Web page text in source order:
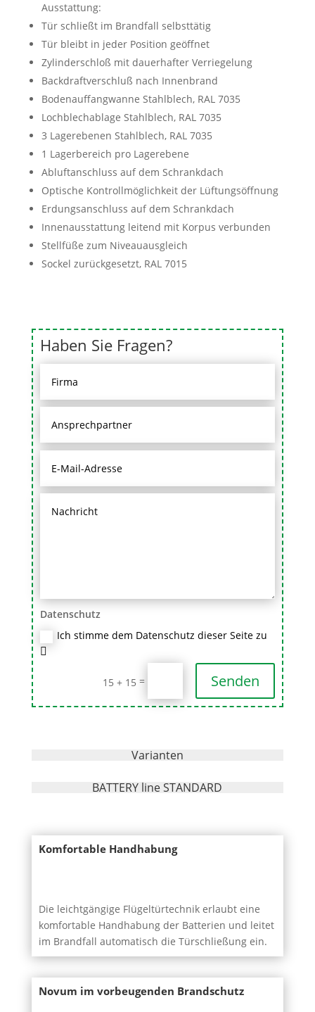
Ausstattung:
Tür schließt im Brandfall selbsttätig
Tür bleibt in jeder Position geöffnet
Zylinderschloß mit dauerhafter Verriegelung
Backdraftverschluß nach Innenbrand
Bodenauffangwanne Stahlblech, RAL 7035
Lochblechablage Stahlblech, RAL 7035
3 Lagerebenen Stahlblech, RAL 7035
1 Lagerbereich pro Lagerebene
Abluftanschluss auf dem Schrankdach
Optische Kontrollmöglichkeit der Lüftungsöffnung
Erdungsanschluss auf dem Schrankdach
Innenausstattung leitend mit Korpus verbunden
Stellfüße zum Niveauausgleich
Sockel zurückgesetzt, RAL 7015
Haben Sie Fragen?
Datenschutz
Ich stimme dem Datenschutz dieser Seite zu
15 + 15 = Senden
Varianten
BATTERY line STANDARD
Komfortable Handhabung
Die leichtgängige Flügeltürtechnik erlaubt eine
komfortable Handhabung der Batterien und leitet
im Brandfall automatisch die Türschließung ein.
Novum im vorbeugenden Brandschutz